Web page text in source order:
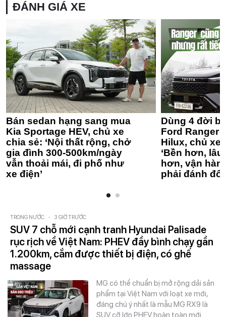
ĐÁNH GIÁ XE
Bán sedan hạng sang mua
Kia Sportage HEV, chủ xe
chia sẻ: ‘Nội thất rộng, chở
gia đình 300-500km/ngày
vẫn thoải mái, đi phố như
xe điện’
Dùng 4 đời
Ford Ranger
Hilux, chủ xe
‘Bền hơn,
hơn, vận
phải đánh
TRONG NƯỚC - 3 GIỜ TRƯỚC
SUV 7 chỗ mới cạnh tranh Hyundai Palisade
rục rịch về Việt Nam: PHEV đầy bình chạy gần
1.200km, cắm được thiết bị điện, có ghế
massage
MG có thể chuẩn bị mở rộng dải sản
phẩm tại Việt Nam với loạt xe mới,
đáng chú ý nhất là mẫu MG RX9 là
SUV cỡ lớn PHEV hoàn toàn mới.